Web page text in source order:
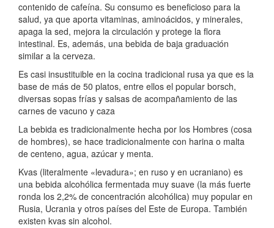
contenido de cafeína. Su consumo es beneficioso para la
salud, ya que aporta vitaminas, aminoácidos, y minerales,
apaga la sed, mejora la circulación y protege la flora
intestinal. Es, además, una bebida de baja graduación
similar a la cerveza.
Es casi insustituible en la cocina tradicional rusa ya que es la
base de más de 50 platos, entre ellos el popular borsch,
diversas sopas frías y salsas de acompañamiento de las
carnes de vacuno y caza
La bebida es tradicionalmente hecha por los Hombres (cosa
de hombres), se hace tradicionalmente con harina o malta
de centeno, agua, azúcar y menta.
Kvas (literalmente «levadura»; en ruso y en ucraniano) es
una bebida alcohólica fermentada muy suave (la más fuerte
ronda los 2,2% de concentración alcohólica) muy popular en
Rusia, Ucrania y otros países del Este de Europa. También
existen kvas sin alcohol.